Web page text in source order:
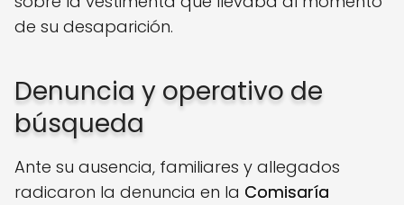
de su desaparición.
Denuncia y operativo de
búsqueda
Ante su ausencia, familiares y allegados
radicaron la denuncia en la Comisaría